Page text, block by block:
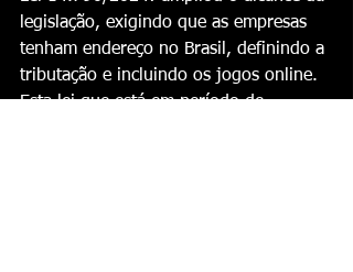
legislação, exigindo que as empresas
tenham endereço no Brasil, definindo a
tributação e incluindo os jogos online.
Esta lei que está em período de